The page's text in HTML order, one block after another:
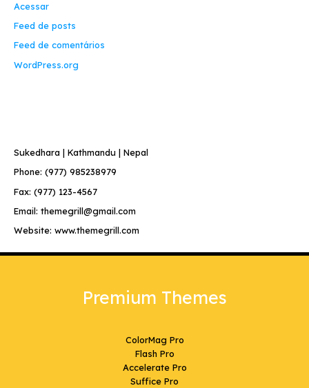
Acessar
Feed de posts
Feed de comentários
WordPress.org
Sukedhara | Kathmandu | Nepal
Phone: (977) 985238979
Fax: (977) 123-4567
Email: themegrill@gmail.com
Website: www.themegrill.com
Premium Themes
ColorMag Pro
Flash Pro
Accelerate Pro
Suffice Pro